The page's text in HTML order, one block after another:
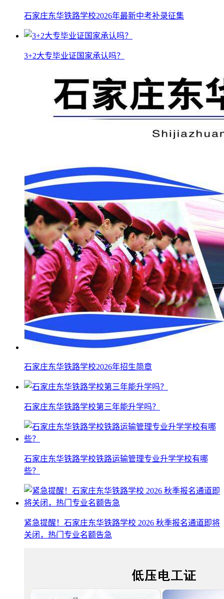
石家庄东华铁路学校2026年最新中考补录征集
3+2大专毕业证国家承认吗？
石家庄东华铁路学校2026年招生简章
石家庄东华铁路学校第三年能升学吗？
石家庄东华铁路学校铁路运输管理专业升学学校有哪
些？
紧急提醒！石家庄东华铁路学校 2026 秋季报名通道即将
关闭，热门专业名额告急